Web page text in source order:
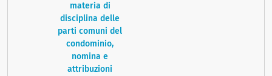
materia di
disciplina delle
parti comuni del
condominio,
nomina e
attribuzioni